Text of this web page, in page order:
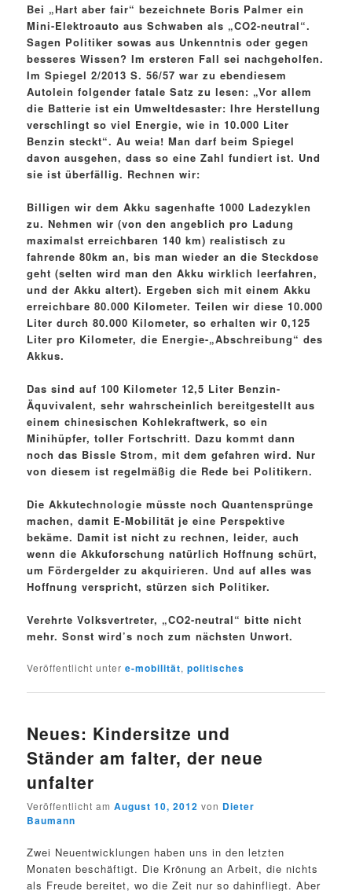
Bei „Hart aber fair“ bezeichnete Boris Palmer ein
Mini-Elektroauto aus Schwaben als „CO2-neutral“.
Sagen Politiker sowas aus Unkenntnis oder gegen
besseres Wissen? Im ersteren Fall sei nachgeholfen.
Im Spiegel 2/2013 S. 56/57 war zu ebendiesem
Autolein folgender fatale Satz zu lesen: „Vor allem
die Batterie ist ein Umweltdesaster: Ihre Herstellung
verschlingt so viel Energie, wie in 10.000 Liter
Benzin steckt“. Au weia! Man darf beim Spiegel
davon ausgehen, dass so eine Zahl fundiert ist. Und
sie ist überfällig. Rechnen wir:
Billigen wir dem Akku sagenhafte 1000 Ladezyklen
zu. Nehmen wir (von den angeblich pro Ladung
maximalst erreichbaren 140 km) realistisch zu
fahrende 80km an, bis man wieder an die Steckdose
geht (selten wird man den Akku wirklich leerfahren,
und der Akku altert). Ergeben sich mit einem Akku
erreichbare 80.000 Kilometer. Teilen wir diese 10.000
Liter durch 80.000 Kilometer, so erhalten wir 0,125
Liter pro Kilometer, die Energie-„Abschreibung“ des
Akkus.
Das sind auf 100 Kilometer 12,5 Liter Benzin-
Äquvivalent, sehr wahrscheinlich bereitgestellt aus
einem chinesischen Kohlekraftwerk, so ein
Minihüpfer, toller Fortschritt. Dazu kommt dann
noch das Bissle Strom, mit dem gefahren wird. Nur
von diesem ist regelmäßig die Rede bei Politikern.
Die Akkutechnologie müsste noch Quantensprünge
machen, damit E-Mobilität je eine Perspektive
bekäme. Damit ist nicht zu rechnen, leider, auch
wenn die Akkuforschung natürlich Hoffnung schürt,
um Fördergelder zu akquirieren. Und auf alles was
Hoffnung verspricht, stürzen sich Politiker.
Verehrte Volksvertreter, „CO2-neutral“ bitte nicht
mehr. Sonst wird’s noch zum nächsten Unwort.
Veröffentlicht unter e-mobilität,politisches
Neues: Kindersitze und
Ständer am falter, der neue
unfalter
Veröffentlicht amAugust 10, 2012 von Dieter
Baumann
Zwei Neuentwicklungen haben uns in den letzten
Monaten beschäftigt. Die Krönung an Arbeit, die nichts
als Freude bereitet, wo die Zeit nur so dahinfliegt. Aber